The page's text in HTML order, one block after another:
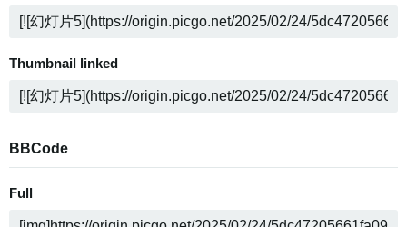
Thumbnail linked
BBCode
Full